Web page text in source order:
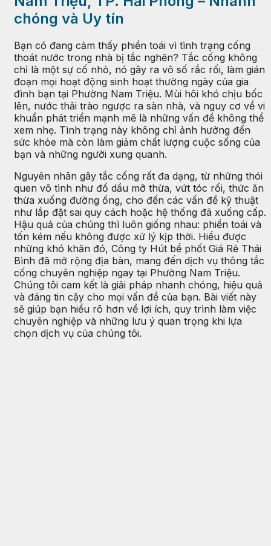
chóng và Uy tín
Bạn có đang cảm thấy phiền toái vì tình trạng cống
thoát nước trong nhà bị tắc nghẽn? Tắc cống không
chỉ là một sự cố nhỏ, nó gây ra vô số rắc rối, làm gián
đoạn mọi hoạt động sinh hoạt thường ngày của gia
đình bạn tại Phường Nam Triệu. Mùi hôi khó chịu bốc
lên, nước thải trào ngược ra sàn nhà, và nguy cơ về vi
khuẩn phát triển mạnh mẽ là những vấn đề không thể
xem nhẹ. Tình trạng này không chỉ ảnh hưởng đến
sức khỏe mà còn làm giảm chất lượng cuộc sống của
bạn và những người xung quanh.
Nguyên nhân gây tắc cống rất đa dạng, từ những thói
quen vô tình như đổ dầu mỡ thừa, vứt tóc rối, thức ăn
thừa xuống đường ống, cho đến các vấn đề kỹ thuật
như lắp đặt sai quy cách hoặc hệ thống đã xuống cấp.
Hậu quả của chúng thì luôn giống nhau: phiền toái và
tốn kém nếu không được xử lý kịp thời. Hiểu được
những khó khăn đó, Công ty Hút bể phốt Giá Rẻ Thái
Bình đã mở rộng địa bàn, mang đến dịch vụ thông tắc
cống chuyên nghiệp ngay tại Phường Nam Triệu.
Chúng tôi cam kết là giải pháp nhanh chóng, hiệu quả
và đáng tin cậy cho mọi vấn đề của bạn. Bài viết này
sẽ giúp bạn hiểu rõ hơn về lợi ích, quy trình làm việc
chuyên nghiệp và những lưu ý quan trọng khi lựa
chọn dịch vụ của chúng tôi.